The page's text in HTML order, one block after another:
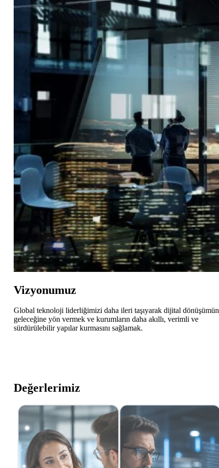
Vizyonumuz
Global teknoloji liderliğimizi daha ileri taşıyarak dijital dönüşümün
geleceğine yön vermek ve kurumların daha akıllı, verimli ve
sürdürülebilir yapılar kurmasını sağlamak.
Değerlerimiz